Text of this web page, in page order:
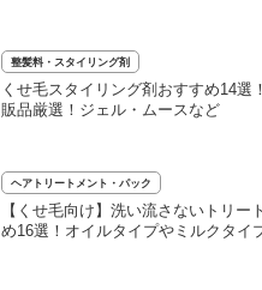
整髪料・スタイリング剤
くせ毛スタイリング剤おすすめ14選
販品厳選！ジェル・ムースなど
ヘアトリートメント・パック
【くせ毛向け】洗い流さないトリー
め16選！オイルタイプやミルクタイ